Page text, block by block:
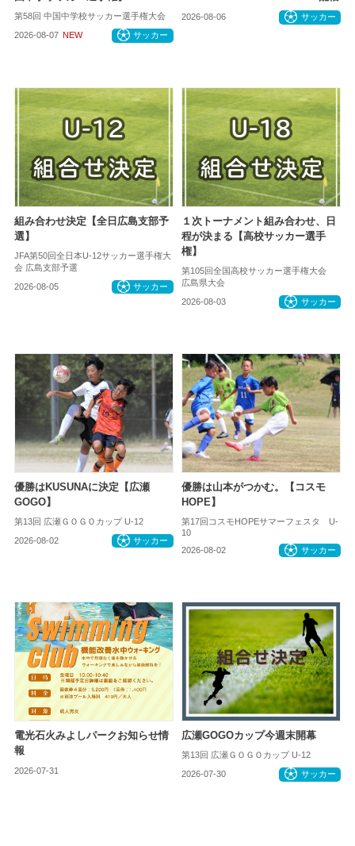
第58回 中国中学校サッカー選手権大会
2026-08-07 NEW サッカー
2026-08-06 サッカー
組み合わせ決定【全日広島支部予
選】
JFA第50回全日本U-12サッカー選手権大
会 広島支部予選
2026-08-05 サッカー
１次トーナメント組み合わせ、日
程が決まる【高校サッカー選手
権】
第105回全国高校サッカー選手権大会
広島県大会
2026-08-03 サッカー
優勝はKUSUNAに決定【広瀬
GOGO】
第13回 広瀬ＧＯＧＯカップ U-12
2026-08-02 サッカー
優勝は山本がつかむ。【コスモ
HOPE】
第17回コスモHOPEサマーフェスタ U-
10
2026-08-02
サッカー
電光石火みよしパークお知らせ情
報
2026-07-31
広瀬GOGOカップ今週末開幕
第13回 広瀬ＧＯＧＯカップ U-12
2026-07-30 サッカー